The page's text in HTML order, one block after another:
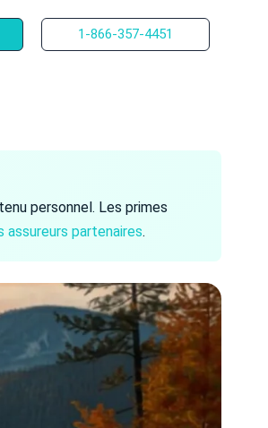
1-866-357-4451
personnel. Les primes
assureurs partenaires.